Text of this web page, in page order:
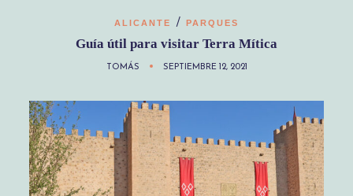
ALICANTE / PARQUES
Guía útil para visitar Terra Mítica
TOMÁS SEPTIEMBRE 12, 2021